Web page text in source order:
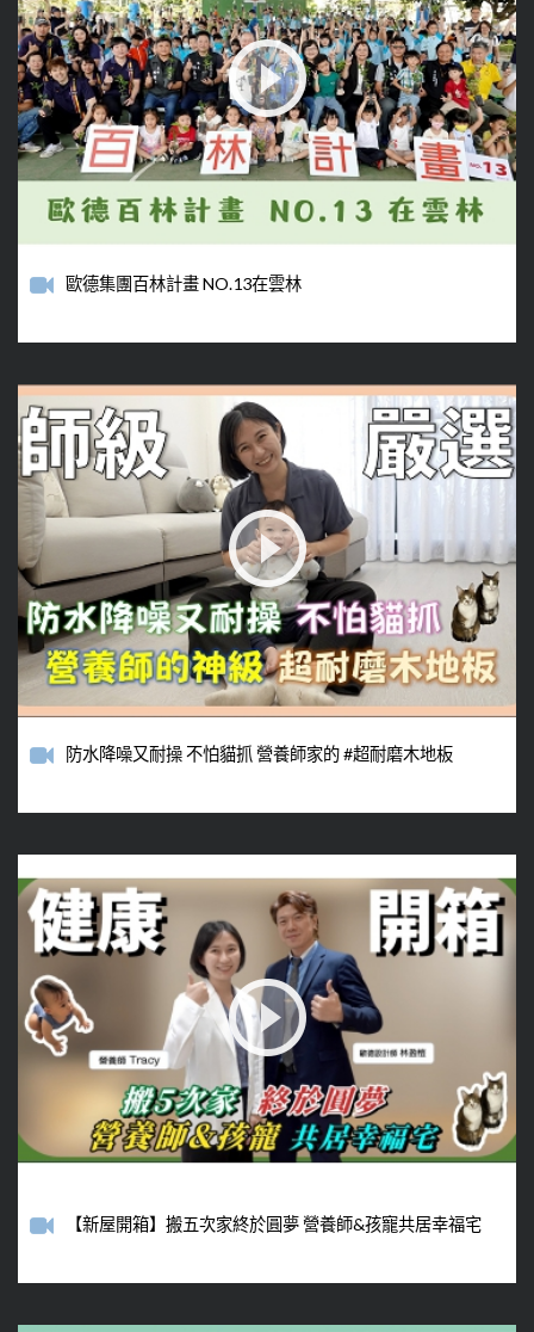
歐德集團百林計畫 NO.13在雲林
防水降噪又耐操 不怕貓抓 營養師家的 #超耐磨木地板
【新屋開箱】搬五次家終於圓夢 營養師&孩寵共居幸福宅